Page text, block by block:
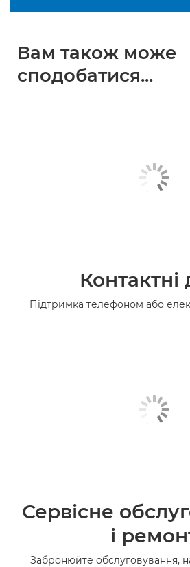
Вам також може
сподобатися...
Контактні
Підтримка телефоном або
Сервісне
і
Забронюйте обслуговування,